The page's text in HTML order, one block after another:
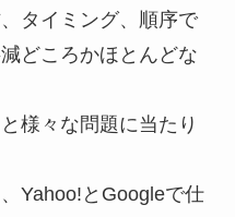
タイミング、順序で
どころかほとんどな
様々な問題に当たり
Yahoo!とGoogleで仕